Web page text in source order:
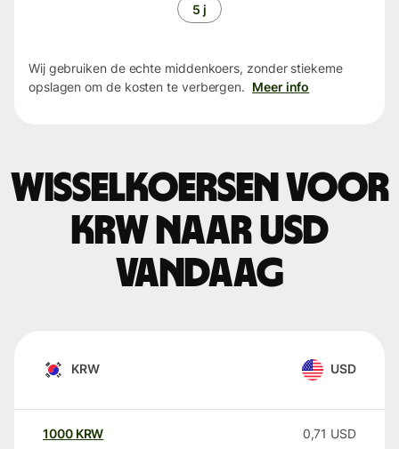
5 j
Wij gebruiken de echte middenkoers, zonder stiekeme
opslagen om de kosten te verbergen. Meer info
Wisselkoersen voor
KRW naar USD
vandaag
KRW USD
1000 KRW 0,71 USD